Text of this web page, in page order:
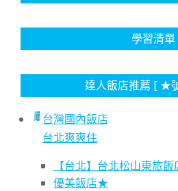
學習清單
達人飯店推薦 [ ★
台灣國內飯店
台北爽爽住
【台北】台北松山東旅
優美飯店★